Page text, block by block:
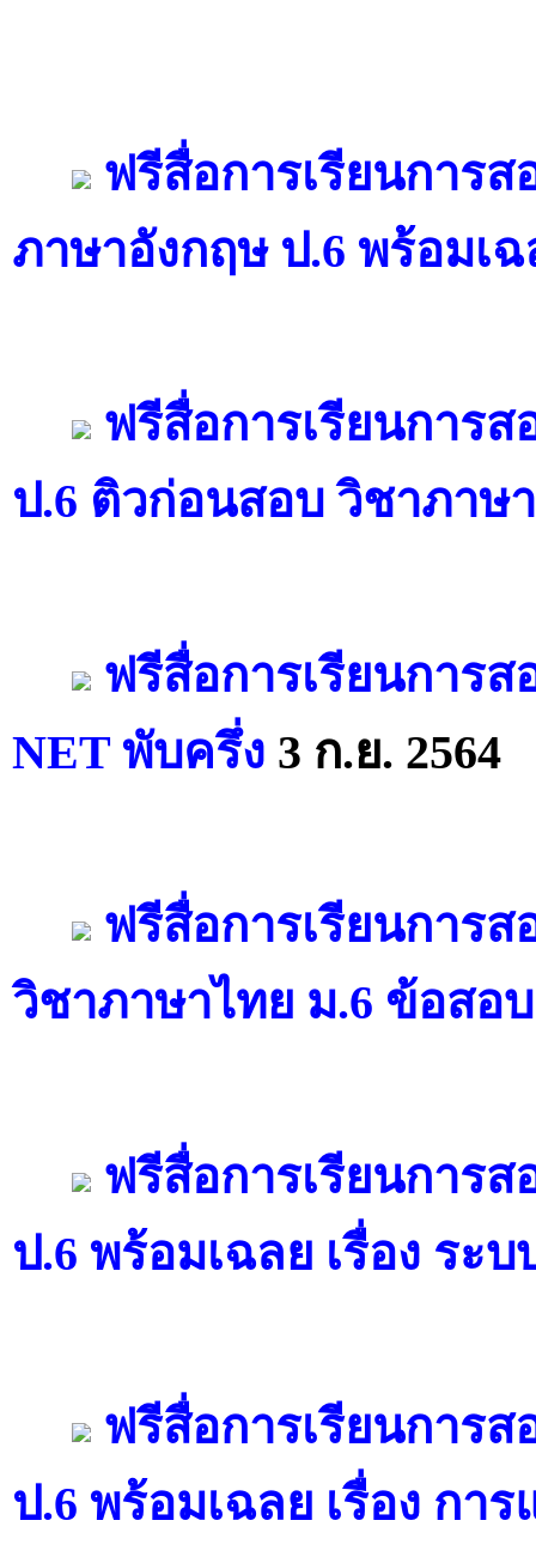
ฟรีสื่อการเรียนการส
ภาษาอังกฤษ ป.6 พร้อมเ
ฟรีสื่อการเรียนการส
ป.6 ติวก่อนสอบ วิชาภาษ
ฟรีสื่อการเรียนการ
NET พับครึ่ง 3 ก.ย. 2564
ฟรีสื่อการเรียนการ
วิชาภาษาไทย ม.6 ข้อสอ
ฟรีสื่อการเรียนการ
ป.6 พร้อมเฉลย เรื่อง ระ
ฟรีสื่อการเรียนการ
ป.6 พร้อมเฉลย เรื่อง กา